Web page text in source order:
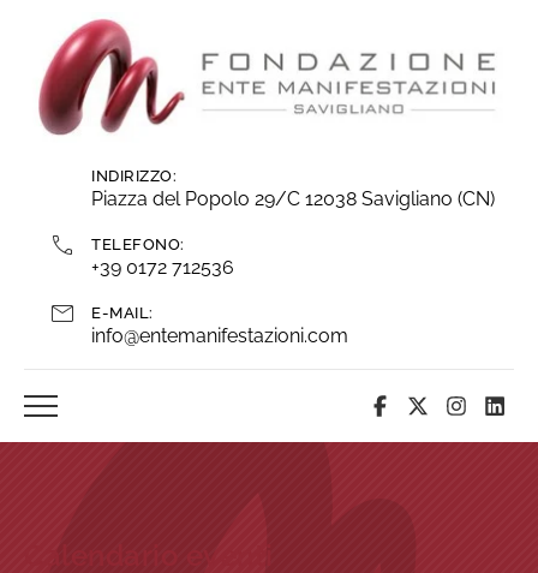
contenuti
INDIRIZZO:
Piazza del Popolo 29/C 12038 Savigliano (CN)
TELEFONO:
+39 0172 712536
E-MAIL:
info@entemanifestazioni.com